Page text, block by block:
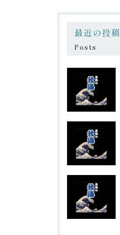
最近の投稿
Posts